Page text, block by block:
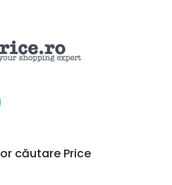
căutare Price